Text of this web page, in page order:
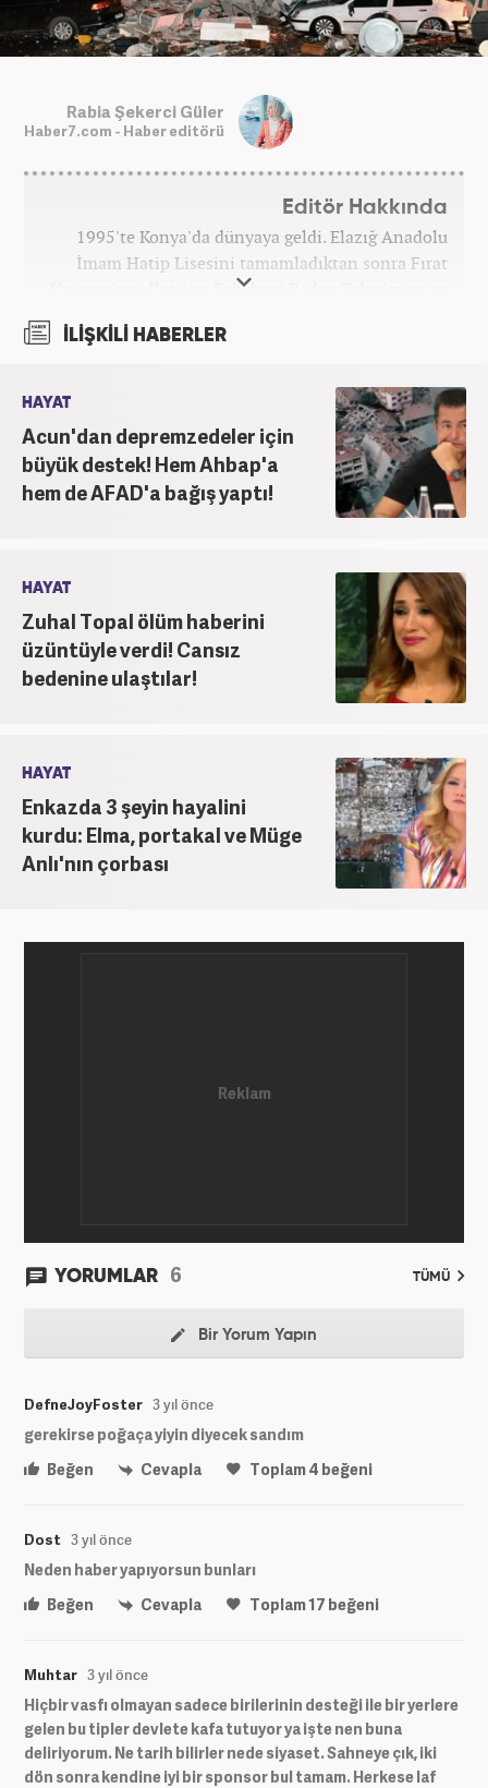
Rabia Şekerci Güler
Haber7.com - Haber editörü
Editör Hakkında
1995'te Konya'da dünyaya geldi. Elazığ Anadolu
İmam Hatip Lisesini tamamladıktan sonra Fırat
Üniversitesi İletişim Fakültesi Radyo Televizyon ve
Ardından Fırat Üniversitesi Sosyal Bilimler
yüksek lisans yaptı. Üniversiteye devam ettiği
yıllarda edebiyat dergilerinde deneme ve metin
yazarlığı yaptı. Yine aynı dönemde, yerel televizyon
kanalında program sunuculuğu yaparak mesleki
kariyerine ilk adımını attı. 2016'da başladığı
internet gazeteciliği serüveninde birçok haber
haber7.com'da mesleki hayatına devam etmektedir.
İLİŞKİLİ HABERLER
HAYAT
Acun'dan depremzedeler için
büyük destek! Hem Ahbap'a
hem de AFAD'a bağış yaptı!
HAYAT
Zuhal Topal ölüm haberini
üzüntüyle verdi! Cansız
bedenine ulaştılar!
HAYAT
Enkazda 3 şeyin hayalini
kurdu: Elma, portakal ve Müge
Anlı'nın çorbası
YORUMLAR 6 TÜMÜ
Bir Yorum Yapın
DefneJoyFoster 3 yıl önce
gerekirse poğaça yiyin diyecek sandım
Beğen
Cevapla Toplam4 beğeni
Dost 3 yıl önce
Neden haber yapıyorsun bunları
Beğen
Cevapla Toplam17 beğeni
Muhtar 3 yıl önce
Hiçbir vasfı olmayan sadece birilerinin desteği ile bir yerlere
gelen bu tipler devlete kafa tutuyor ya işte nen buna
deliriyorum. Ne tarih bilirler nede siyaset. Sahneye çık, iki
dön sonra kendine iyi bir sponsor bul tamam. Herkese laf